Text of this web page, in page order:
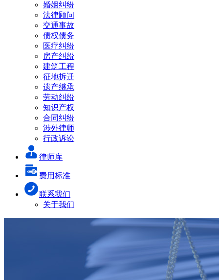
婚姻纠纷
法律顾问
交通事故
债权债务
医疗纠纷
房产纠纷
建筑工程
征地拆迁
遗产继承
劳动纠纷
知识产权
合同纠纷
涉外律师
行政诉讼
律师库
费用标准
联系我们
关于我们